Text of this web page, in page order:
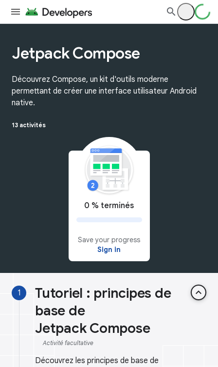
Jetpack Compose
Découvrez Compose, un kit d'outils moderne
permettant de créer une interface utilisateur Android
native.
13 activités
0 % terminés
Save your progress
Sign in
1
Tutoriel : principes de
base de
Jetpack Compose
keyboard_arrow_up
Activité facultative
Découvrez les principes de base de